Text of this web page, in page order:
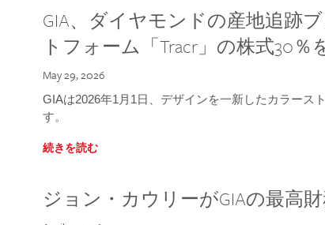
GIA、ダイヤモンドの産地追跡
トフォーム「Tracr」の株式30％
May 29, 2026
GIAは2026年1月1日、デザインを一新したカラース
す。
続きを読む
ジョン・カウリーがGIAの最高